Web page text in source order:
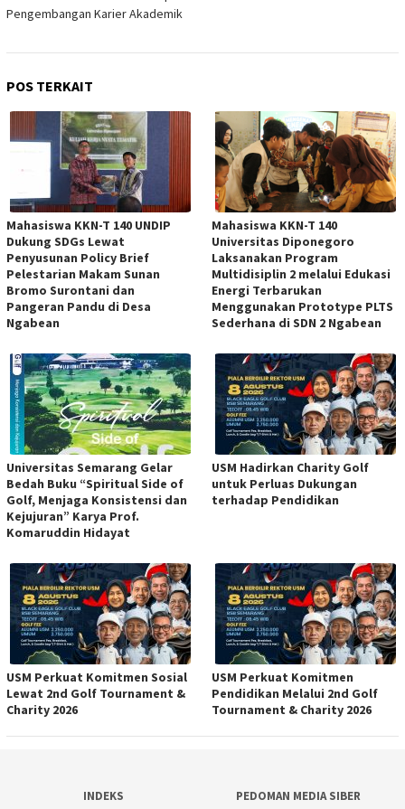
Pengembangan Karier Akademik
POS TERKAIT
Mahasiswa KKN-T 140 UNDIP
Dukung SDGs Lewat
Penyusunan Policy Brief
Pelestarian Makam Sunan
Bromo Surontani dan
Pangeran Pandu di Desa
Ngabean
Mahasiswa KKN-T 140
Universitas Diponegoro
Laksanakan Program
Multidisiplin 2 melalui Edukasi
Energi Terbarukan
Menggunakan Prototype PLTS
Sederhana di SDN 2 Ngabean
Universitas Semarang Gelar
Bedah Buku “Spiritual Side of
Golf, Menjaga Konsistensi dan
Kejujuran” Karya Prof.
Komaruddin Hidayat
USM Hadirkan Charity Golf
untuk Perluas Dukungan
terhadap Pendidikan
USM Perkuat Komitmen Sosial
Lewat 2nd Golf Tournament &
Charity 2026
USM Perkuat Komitmen
Pendidikan Melalui 2nd Golf
Tournament & Charity 2026
INDEKS PEDOMAN MEDIA SIBER